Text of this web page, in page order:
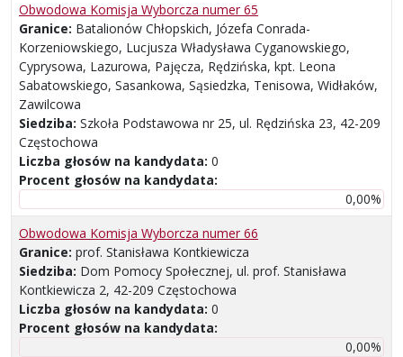
Obwodowa Komisja Wyborcza numer 65
Granice: Batalionów Chłopskich, Józefa Conrada-
Korzeniowskiego, Lucjusza Władysława Cyganowskiego,
Cyprysowa, Lazurowa, Pajęcza, Rędzińska, kpt. Leona
Sabatowskiego, Sasankowa, Sąsiedzka, Tenisowa, Widłaków,
Zawilcowa
Siedziba: Szkoła Podstawowa nr 25, ul. Rędzińska 23, 42-209
Częstochowa
Liczba głosów na kandydata: 0
Procent głosów na kandydata:
0,00%
Obwodowa Komisja Wyborcza numer 66
Granice: prof. Stanisława Kontkiewicza
Siedziba: Dom Pomocy Społecznej, ul. prof. Stanisława
Kontkiewicza 2, 42-209 Częstochowa
Liczba głosów na kandydata: 0
Procent głosów na kandydata:
0,00%